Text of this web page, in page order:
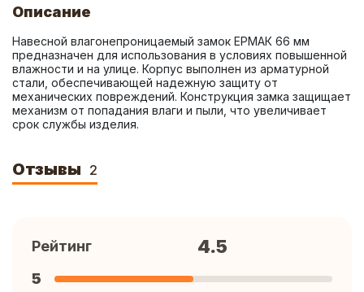
Описание
Навесной влагонепроницаемый замок ЕРМАК 66 мм
предназначен для использования в условиях повышенной
влажности и на улице. Корпус выполнен из арматурной
стали, обеспечивающей надежную защиту от
механических повреждений. Конструкция замка защищает
механизм от попадания влаги и пыли, что увеличивает
срок службы изделия.
Отзывы 2
Рейтинг 4.5
5